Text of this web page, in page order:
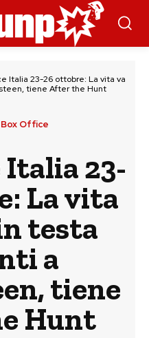
Italia 23-26 ottobre: La vita va
tiene After the Hunt
Box Office
Italia 23-
La vita
testa
a
tiene
Hunt